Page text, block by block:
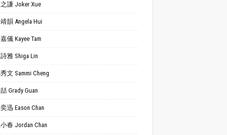
謙 Joker Xue
韻 Angela Hui
儀 Kayee Tam
雅 Shiga Lin
文 Sammi Cheng
Grady Guan
迅 Eason Chan
春 Jordan Chan